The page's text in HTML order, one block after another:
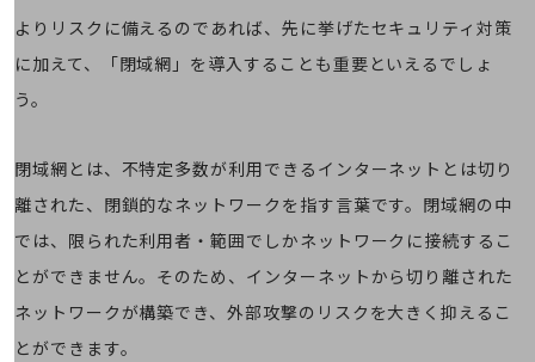
ケータイプラン
5Gデータプラス
IoT向け回線料金
home5Gプラン
モバイルサービス
端末の一元管理
運用保守・故障紛失サポート
よりリスクに備えるのであれば、先に挙げたセキュリティ対策
に加えて、「閉域網」を導入することも重要といえるでしょ
う。
閉域網とは、不特定多数が利用できるインターネットとは切り
離された、閉鎖的なネットワークを指す言葉です。閉域網の中
では、限られた利用者・範囲でしかネットワークに接続するこ
とができません。そのため、インターネットから切り離された
ネットワークが構築でき、外部攻撃のリスクを大きく抑えるこ
とができます。